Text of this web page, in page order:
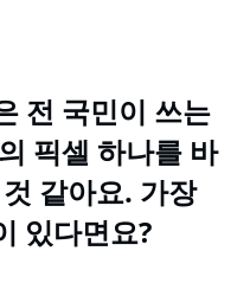
전 국민이 쓰는
픽셀 하나를 바
같아요. 가장
있다면요?